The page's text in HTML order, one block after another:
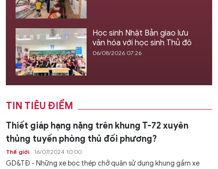
Học sinh Nhật Bản giao lưu
văn hóa với học sinh Thủ đô
06/08/2026 07:26
TIN TIÊU ĐIỂM
Thiết giáp hạng nặng trên khung T-72 xuyên
thủng tuyến phòng thủ đối phương?
Thế giới 16/07/2024 10:00
GD&TĐ - Những xe bọc thép chở quân sử dụng khung gầm xe